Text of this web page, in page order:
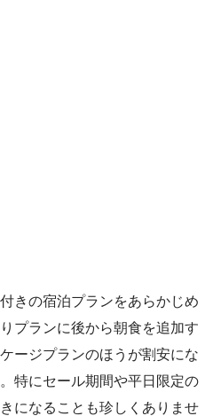
きの宿泊プランをあらかじめ
プランに後から朝食を追加す
ージプランのほうが割安にな
特にセール期間や平日限定の
になることも珍しくありませ